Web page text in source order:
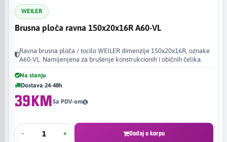
WEILER
Brusna ploča ravna 150x20x16R A60-VL
Ravna brusna ploča / tocilo WEILER dimenzije 150x20x16R, oznake
A60-VL. Namijenjena za brušenje konstrukcionih i običnih čelika.
Na stanju
Dostava 24-48h
39KMSa PDV-om
- + Dodaj u korpu